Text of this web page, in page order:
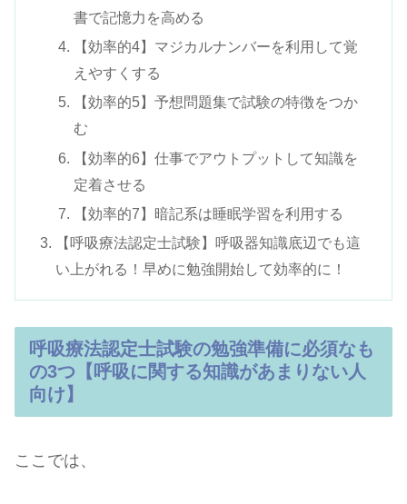
書で記憶力を高める
【効率的4】マジカルナンバーを利用して覚
えやすくする
【効率的5】予想問題集で試験の特徴をつか
む
【効率的6】仕事でアウトプットして知識を
定着させる
【効率的7】暗記系は睡眠学習を利用する
【呼吸療法認定士試験】呼吸器知識底辺でも這
い上がれる！早めに勉強開始して効率的に！
呼吸療法認定士試験の勉強準備に必須なも
の3つ【呼吸に関する知識があまりない人
向け】
ここでは、